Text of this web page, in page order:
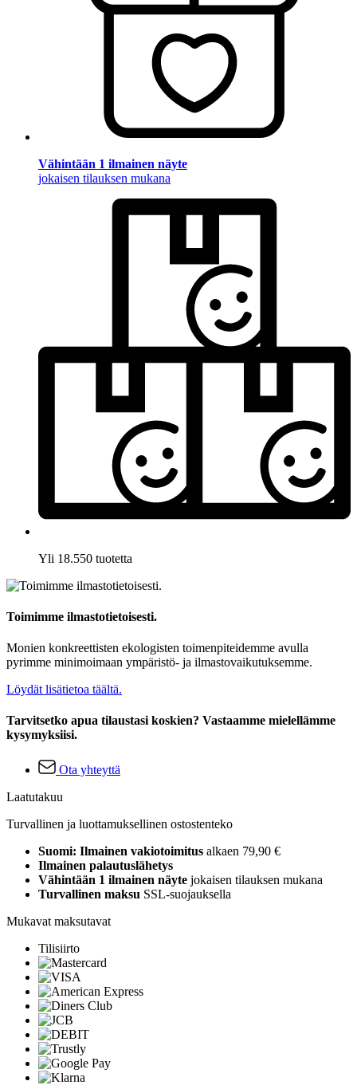
Vähintään 1 ilmainen näyte
jokaisen tilauksen mukana
Yli 18.550 tuotetta
Toimimme ilmastotietoisesti.
Monien konkreettisten ekologisten toimenpiteidemme avulla
pyrimme minimoimaan ympäristö- ja ilmastovaikutuksemme.
Löydät lisätietoa täältä.
Tarvitsetko apua tilaustasi koskien? Vastaamme mielellämme
kysymyksiisi.
Ota yhteyttä
Laatutakuu
Turvallinen ja luottamuksellinen ostostenteko
Suomi: Ilmainen vakiotoimitus alkaen 79,90 €
Ilmainen palautuslähetys
Vähintään 1 ilmainen näyte jokaisen tilauksen mukana
Turvallinen maksu SSL-suojauksella
Mukavat maksutavat
Tilisiirto